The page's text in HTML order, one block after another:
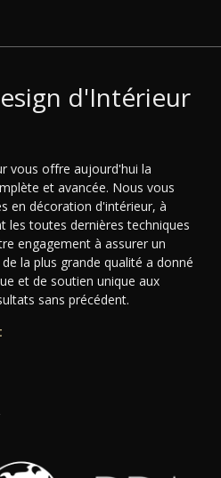
d'Intérieur
vous offre aujourd'hui la
et avancée. Nous vous
en décoration d'intérieur, à
les toutes dernières techniques
engagement à assurer un
la plus grande qualité a donné
et de soutien unique aux
sans précédent.